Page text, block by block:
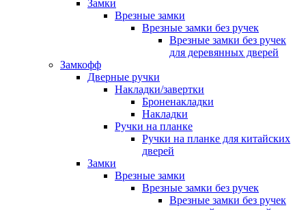
Замки
Врезные замки
Врезные замки без ручек
Врезные замки без ручек
для деревянных дверей
Замкофф
Дверные ручки
Накладки/завертки
Броненакладки
Накладки
Ручки на планке
Ручки на планке для китайских
дверей
Замки
Врезные замки
Врезные замки без ручек
Врезные замки без ручек